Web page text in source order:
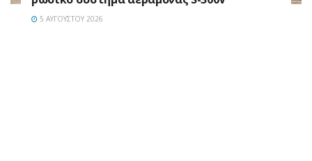
5 ΑΥΓΟΎΣΤΟΥ 2026